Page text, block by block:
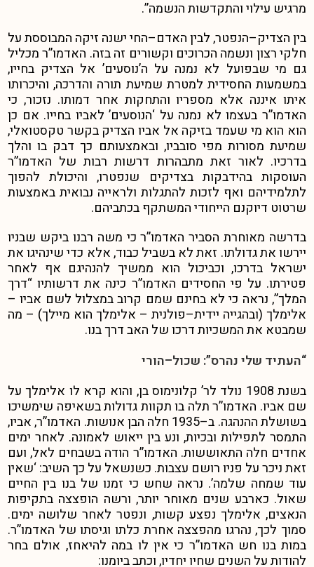
מרגיש עילוי והתקדשות הנשמה”.
בין הצדיק–הנפטר, לבין האדם–החי ישנה זיקה המבוססת על
חלקי רצון ונשמה הכרוכים וקשורים זה בזה. האדמו”ר מכליל
גם מי שבפועל לא נמנה על ה’נוסעים’ אל הצדיק בחייו,
במשמעות החסידית למטרת שמיעת תורה והדרכה,והיכרותו
איתו איננה אלא מספריו והתחקות אחר דמותו. נזכור, כי
האדמו”ר בעצמו לא נמנה על ‘הנוסעים’ לאביו בחייו. אם כן
הוא הוא מי שעמד בזיקה אל אביו הצדיק בקשר טקסטואלי,
שמיעת מסורות מפי סובביו, ובאמצעותם כך דבק בו והלך
בדרכיו. לאור זאת מתבהרות דרשות רבות של האדמו”ר
העוסקות בהידבקות בצדיקים שנפטרו, והיכולת להפוך
לתלמידיהם ואף לזכות להתגלות ולראייה נבואית באמצעות
שרטוט דיוקנם הייחודי המשתקף בכתביהם.
בדרשה מאוחרת הסביר האדמו”ר כי משה רבנו ביקש שבניו
יירשו את גדולתו. זאת לא בשביל כבוד, אלא כדי שינהיגו את
ישראל בדרכו, וכביכול הוא ממשיך להנהיגם אף לאחר
פטירתו. על פי החסידים האדמו”ר כינה את דרשותיו “דרך
המלך”, נראה כי לא בחינם שמם קרוב במצלול לשם אביו –
אלימלך (ובהגייה יידית–פולנית – אלימלך הוא מיילך) – מה
שמבטא את המשכיות דרכו של האב דרך בנו.
“העתיד שלי נהרס”: שכול–הורי
בשנת 1908 נולד לר’ קלונימוס בן, והוא קרא לו אלימלך על
שם אביו. האדמו”ר תלה בו תקוות גדולות בשאיפה שימשיכו
בשושלת ההנהגה. ב–
1935 חלה הבן אנושות. האדמו”ר, אביו,
התמסר לתפילות ובכיות, ונע בין ייאוש לאמונה. לאחר ימים
אחדים חלה התאוששות. האדמו”ר הודה בשבחים לאל,ועם
זאת ניכר על פניו רושם עצבות. כשנשאל על כך השיב: ‘שאין
עוד שמחה שלמה’. נראה שחש כי זמנו של בנו בין החיים
שאול. כארבע שנים מאוחר יותר, ורשה הופצצה בתקיפות
הנאצים, אלימלך נפצע קשות, ונפטר לאחר שלושה ימים.
סמוך לכך, נהרגו מהפצצה אחרת כלתו וגיסתו של האדמו”ר.
במות בנו חש האדמו”ר כי אין לו במה להיאחז, אולם בחר
להודות על השנים שחיו יחדיו, וכתב ביומנו: